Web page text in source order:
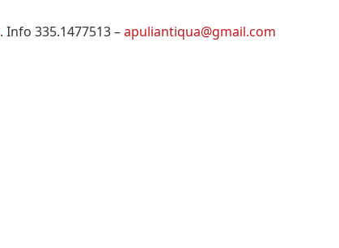
. Info 335.1477513 –apuliantiqua@gmail.com